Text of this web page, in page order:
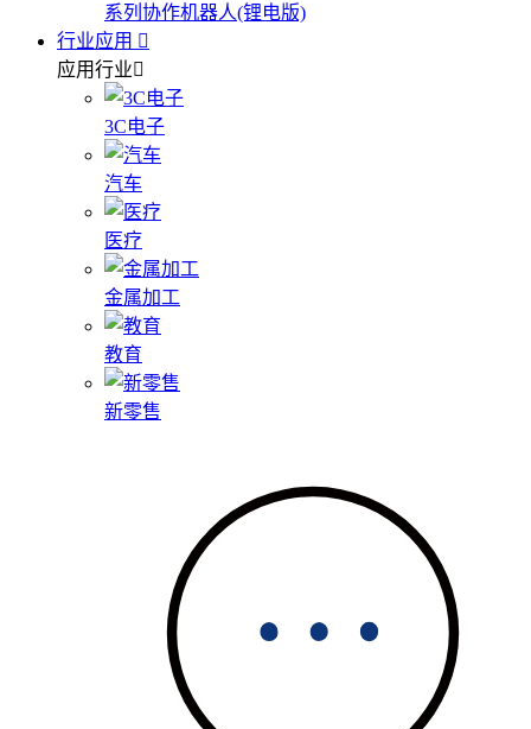
系列协作机器人(锂电版)
行业应用
应用行业
3C电子
汽车
医疗
金属加工
教育
新零售